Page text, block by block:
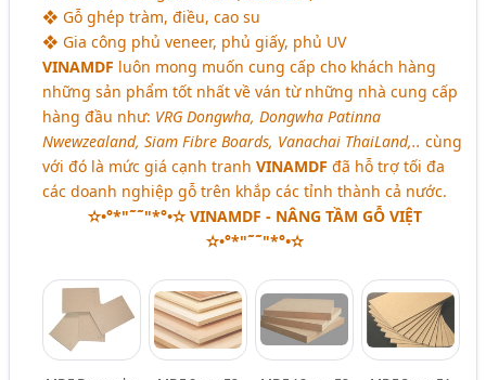
❖ Gỗ ghép tràm, điều, cao su
❖ Gia công phủ veneer, phủ giấy, phủ UV
VINAMDF luôn mong muốn cung cấp cho khách hàng
những sản phẩm tốt nhất về ván từ những nhà cung cấp
hàng đầu như: VRG Dongwha, Dongwha Patinna
Nwewzealand, Siam Fibre Boards, Vanachai ThaiLand,.. cùng
với đó là mức giá cạnh tranhVINAMDF đã hỗ trợ tối đa
các doanh nghiệp gỗ trên khắp các tỉnh thành cả nước.
✫•°*"˜˜"*°•✫ VINAMDF - NÂNG TẦM GỖ VIỆT
✫•°*"˜˜"*°•✫